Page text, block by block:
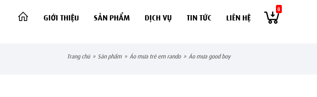
GIỚI THIỆU SẢN PHẨM DỊCH VỤ TIN TỨC LIÊN HỆ
0
trang chủ » sản phẩm » áo mưa trẻ em rando » áo mưa good boy